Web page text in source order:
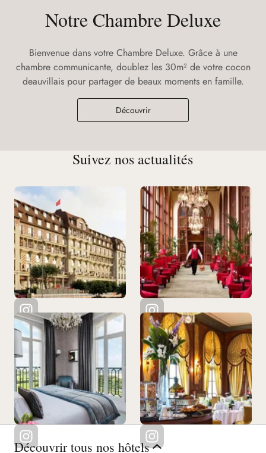
Notre Chambre Deluxe
Bienvenue dans votre Chambre Deluxe. Grâce à une
chambre communicante, doublez les 30m² de votre cocon
deauvillais pour partager de beaux moments en famille.
Découvrir
Suivez nos actualités
Découvrir tous nos hôtels